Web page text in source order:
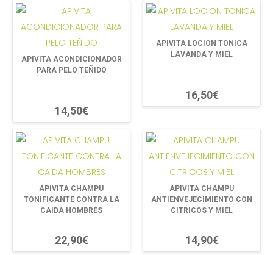
APIVITA ACONDICIONADOR
PARA PELO TEÑIDO
14,50€
APIVITA LOCION TONICA
LAVANDA Y MIEL
16,50€
APIVITA CHAMPU
TONIFICANTE CONTRA LA
CAIDA HOMBRES
22,90€
APIVITA CHAMPU
ANTIENVEJECIMIENTO CON
CITRICOS Y MIEL
14,90€